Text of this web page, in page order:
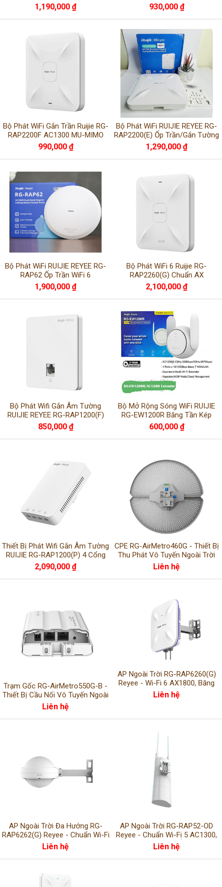
1,190,000 ₫ 930,000 ₫
Bộ Phát WiFi Gắn Trần Ruijie RG-
RAP2200F AC1300 MU-MIMO
990,000 ₫
Bộ Phát WiFi RUIJIE REYEE RG-
RAP2200(E) Ốp Trần/Gắn Tường
1,290,000 ₫
Bộ Phát WiFi RUIJIE REYEE RG-
RAP62 Ốp Trần WiFi 6
AX1800Mbps
1,900,000 ₫
Bộ Phát WiFi 6 Ruijie RG-
RAP2260(G) Chuẩn AX
1800Mbps
2,100,000 ₫
Bộ Phát Wifi Gắn Âm Tường
RUIJIE REYEE RG-RAP1200(F)
850,000 ₫
Bộ Mở Rộng Sóng WiFi RUIJIE
RG-EW1200R Băng Tần Kép
600,000 ₫
Thiết Bị Phát Wifi Gắn Âm Tường
RUIJIE RG-RAP1200(P) 4 Cổng
LAN
2,090,000 ₫
CPE RG-AirMetro460G - Thiết Bị
Thu Phát Vô Tuyến Ngoài Trời
Dòng AirMetro Reyee
Liên hệ
Trạm Gốc RG-AirMetro550G-B -
Thiết Bị Cầu Nối Vô Tuyến Ngoài
Trời Công Suất Lớn
Liên hệ
AP Ngoài Trời RG-RAP6260(G)
Reyee - Wi-Fi 6 AX1800, Băng
Tần Kép Gigabit Ổn Định
Liên hệ
AP Ngoài Trời Đa Hướng RG-
RAP6262(G) Reyee - Chuẩn Wi-Fi
6 AX1800, Phủ Sóng Rộng
Liên hệ
AP Ngoài Trời RG-RAP52-OD
Reyee - Chuẩn Wi-Fi 5 AC1300,
Băng Tần Kép Ổn Định
Liên hệ